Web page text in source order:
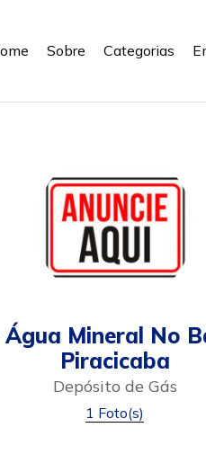
Sobre Categorias
Mineral No
Piracicaba
Depósito de Gás
1 Foto(s)